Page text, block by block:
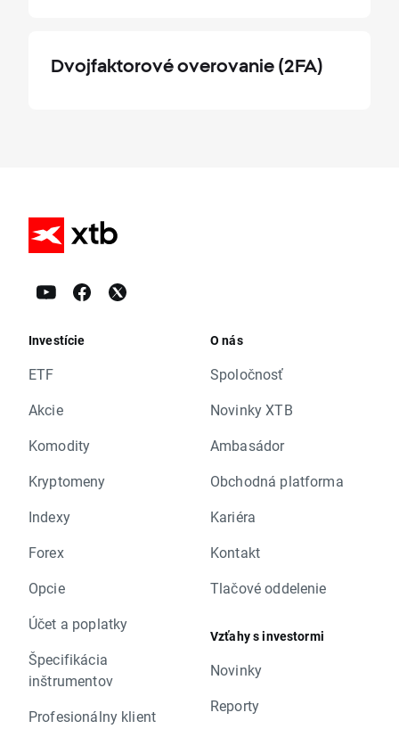
Dvojfaktorové overovanie (2FA)
Investície
ETF
Akcie
Komodity
Kryptomeny
Indexy
Forex
Opcie
Účet a poplatky
Špecifikácia
inštrumentov
Profesionálny klient
O nás
Spoločnosť
Novinky XTB
Ambasádor
Obchodná platforma
Kariéra
Kontakt
Tlačové oddelenie
Vzťahy s investormi
Novinky
Reporty